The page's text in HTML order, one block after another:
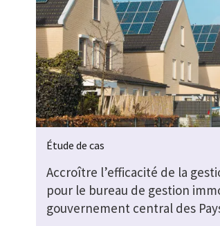
Étude de cas
Accroître l’efficacité de la
pour le bureau de gestion
gouvernement central des